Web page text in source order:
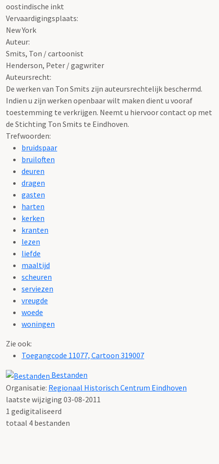
oostindische inkt
Vervaardigingsplaats:
New York
Auteur:
Smits, Ton / cartoonist
Henderson, Peter / gagwriter
Auteursrecht:
De werken van Ton Smits zijn auteursrechtelijk beschermd.
Indien u zijn werken openbaar wilt maken dient u vooraf
toestemming te verkrijgen. Neemt u hiervoor contact op met
de Stichting Ton Smits te Eindhoven.
Trefwoorden:
bruidspaar
bruiloften
deuren
dragen
gasten
harten
kerken
kranten
lezen
liefde
maaltijd
scheuren
serviezen
vreugde
woede
woningen
Zie ook:
Toegangcode 11077, Cartoon 319007
Bestanden
Organisatie: Regionaal Historisch Centrum Eindhoven
laatste wijziging 03-08-2011
1 gedigitaliseerd
totaal 4 bestanden